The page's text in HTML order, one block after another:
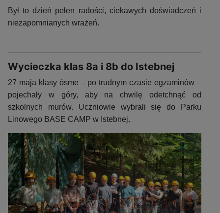
Był to dzień pełen radości, ciekawych doświadczeń i
niezapomnianych wrażeń.
Wycieczka klas 8a i 8b do Istebnej
27 maja klasy ósme – po trudnym czasie egzaminów –
pojechały w góry, aby na chwilę odetchnąć od
szkolnych murów. Uczniowie wybrali się do Parku
Linowego BASE CAMP w Istebnej.